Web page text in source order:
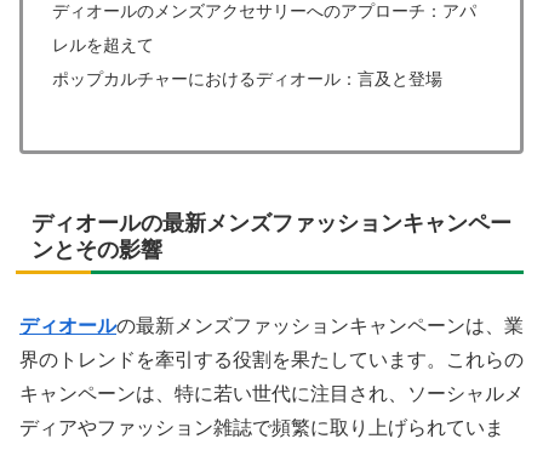
ディオールのメンズアクセサリーへのアプローチ：アパ
レルを超えて
ポップカルチャーにおけるディオール：言及と登場
ディオールの最新メンズファッションキャンペー
ンとその影響
ディオールの最新メンズファッションキャンペーンは、業
界のトレンドを牽引する役割を果たしています。これらの
キャンペーンは、特に若い世代に注目され、ソーシャルメ
ディアやファッション雑誌で頻繁に取り上げられていま